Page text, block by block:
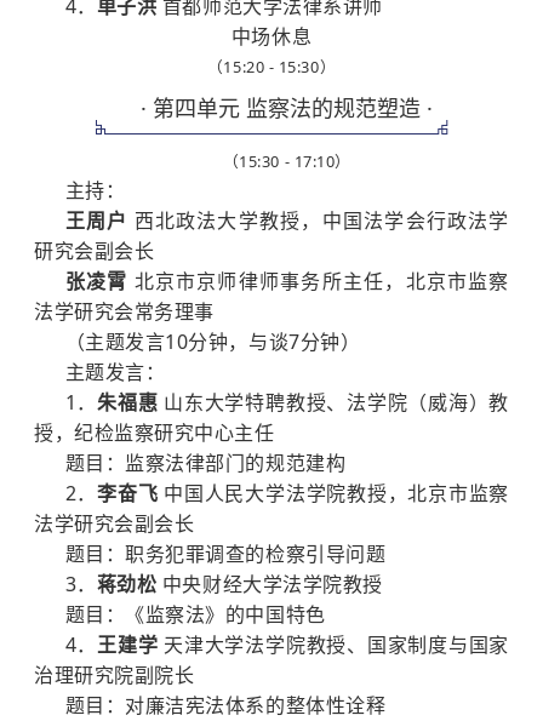
4． 单子洪 首都师范大学法律系讲师
中场休息
（15:20 - 15:30）
· 第四单元 监察法的规范塑造 ·
（15:30 - 17:10）
主持：
王周户 西北政法大学教授，中国法学会行政法学
研究会副会长
张凌霄 北京市京师律师事务所主任，北京市监察
法学研究会常务理事
（主题发言10分钟，与谈7分钟）
主题发言：
1．朱福惠 山东大学特聘教授、法学院（威海）教
授，纪检监察研究中心主任
题目：监察法律部门的规范建构
2．李奋飞 中国人民大学法学院教授，北京市监察
法学研究会副会长
题目：职务犯罪调查的检察引导问题
3． 蒋劲松 中央财经大学法学院教授
题目：《监察法》的中国特色
4．王建学 天津大学法学院教授、国家制度与国家
治理研究院副院长
题目：对廉洁宪法体系的整体性诠释